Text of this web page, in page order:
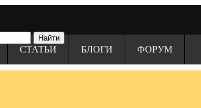
СТАТЬИ БЛОГИ ФОРУМ